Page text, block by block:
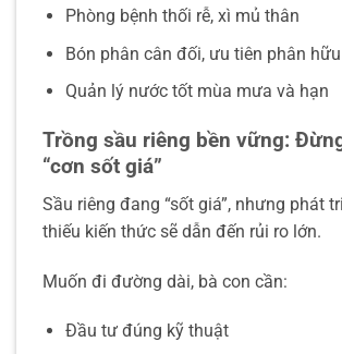
Phòng bệnh thối rễ, xì mủ thân
Bón phân cân đối, ưu tiên phân
Quản lý nước tốt mùa mưa và hạn
Trồng sầu riêng bền vững:
“cơn sốt giá”
Sầu riêng đang “sốt giá”, nhưng phát
thiếu kiến thức sẽ dẫn đến rủi ro lớn.
Muốn đi đường dài, bà con cần:
Đầu tư đúng kỹ thuật